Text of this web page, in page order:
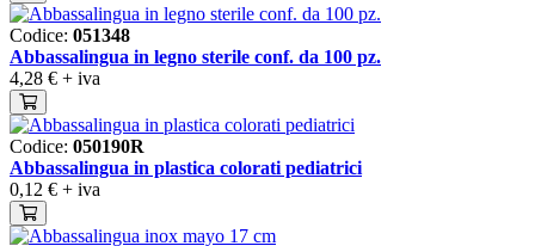
Codice: 051348
Abbassalingua in legno sterile conf. da 100 pz.
4,28 € + iva
Codice: 050190R
Abbassalingua in plastica colorati pediatrici
0,12 € + iva